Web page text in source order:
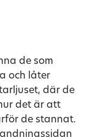
de som
och låter
där de
det är att
de stannat.